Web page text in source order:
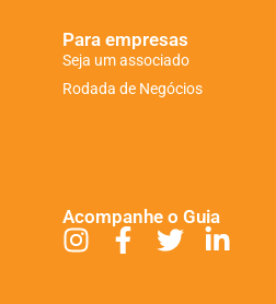
Para empresas
Seja um associado
Rodada de Negócios
Acompanhe o Guia